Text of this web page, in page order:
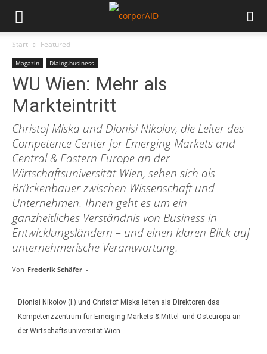
Start Featured
Magazin Dialog.business
WU Wien: Mehr als
Markteintritt
Christof Miska und Dionisi Nikolov, die Leiter des
Competence Center for Emerging Markets and
Central & Eastern Europe an der
Wirtschaftsuniversität Wien, sehen sich als
Brückenbauer zwischen Wissenschaft und
Unternehmen. Ihnen geht es um ein
ganzheitliches Verständnis von Business in
Entwicklungsländern – und einen klaren Blick auf
unternehmerische Verantwortung.
Von Frederik Schäfer -
Dionisi Nikolov (l.) und Christof Miska leiten als Direktoren das
Kompetenzzentrum für Emerging Markets & Mittel- und Osteuropa an
der Wirtschaftsuniversität Wien.